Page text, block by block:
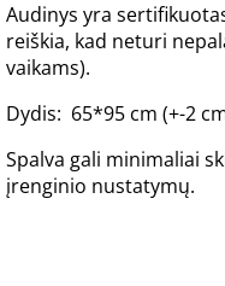
Audinys yra
reiškia, kad neturi
vaikams).
Dydis: 65*95 cm (+-2
Spalva gali minimaliai
įrenginio nustatymų.